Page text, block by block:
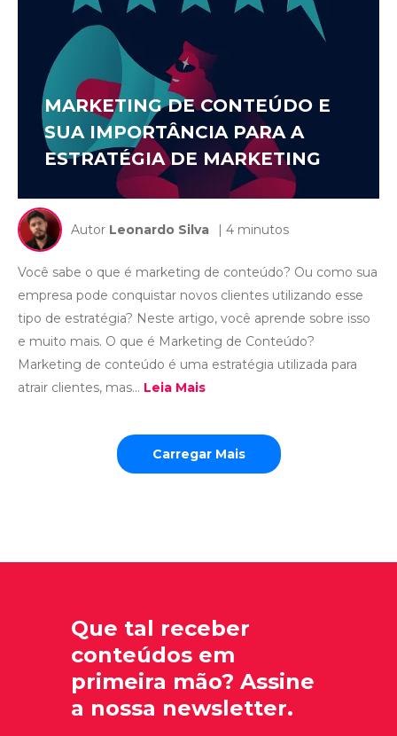
MARKETING DE CONTEÚDO E
SUA IMPORTÂNCIA PARA A
ESTRATÉGIA DE MARKETING
Autor Leonardo Silva | 4 minutos
Você sabe o que é marketing de conteúdo? Ou como sua
empresa pode conquistar novos clientes utilizando esse
tipo de estratégia? Neste artigo, você aprende sobre isso
e muito mais. O que é Marketing de Conteúdo?
Marketing de conteúdo é uma estratégia utilizada para
atrair clientes, mas... Leia Mais
Carregar Mais
Que tal receber
conteúdos em
primeira mão? Assine
a nossa newsletter.